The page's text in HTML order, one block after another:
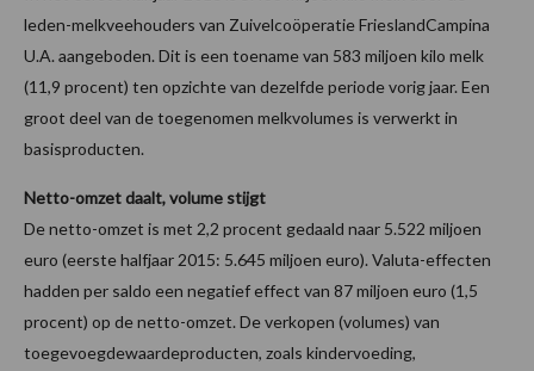
leden-melkveehouders van Zuivelcoöperatie FrieslandCampina
U.A. aangeboden. Dit is een toename van 583 miljoen kilo melk
(11,9 procent) ten opzichte van dezelfde periode vorig jaar. Een
groot deel van de toegenomen melkvolumes is verwerkt in
basisproducten.
Netto-omzet daalt, volume stijgt
De netto-omzet is met 2,2 procent gedaald naar 5.522 miljoen
euro (eerste halfjaar 2015: 5.645 miljoen euro). Valuta-effecten
hadden per saldo een negatief effect van 87 miljoen euro (1,5
procent) op de netto-omzet. De verkopen (volumes) van
toegevoegdewaardeproducten, zoals kindervoeding,